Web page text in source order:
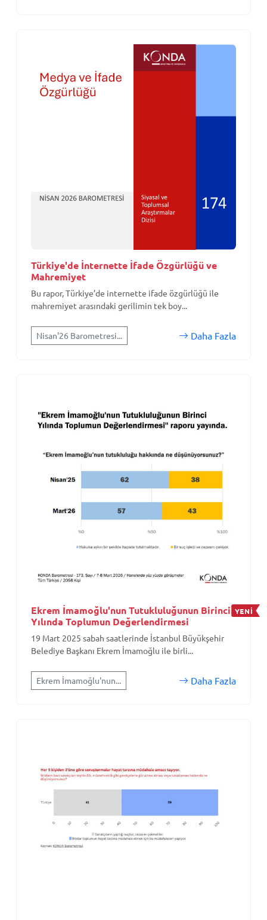
Türkiye'de İnternette İfade Özgürlüğü ve
Mahremiyet
Bu rapor, Türkiye’de internette ifade özgürlüğü ile
mahremiyet arasındaki gerilimin tek boy...
Nisan'26 Barometresi... Daha Fazla
Ekrem İmamoğlu'nun Tutukluluğunun Birinci
Yılında Toplumun Değerlendirmesi
YENİ
19 Mart 2025 sabah saatlerinde İstanbul Büyükşehir
Belediye Başkanı Ekrem İmamoğlu ile birli...
Ekrem İmamoğlu'nun... Daha Fazla